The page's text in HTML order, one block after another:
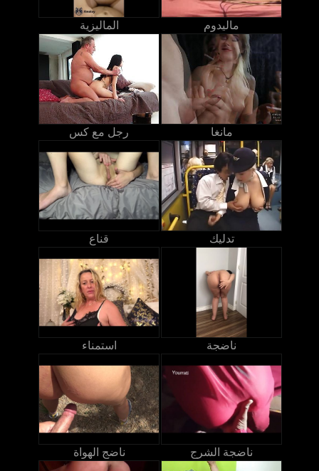
الماليزية ماليدوم
رجل مع كس مانغا
قناع تدليك
استمناء ناضجة
ناضج الهواة ناضجة الشرج